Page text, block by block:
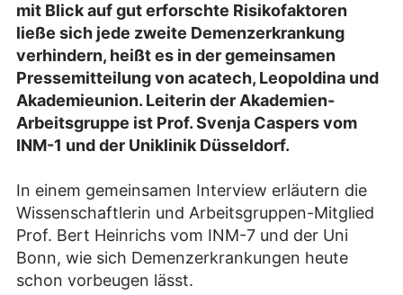
mit Blick auf gut erforschte Risikofaktoren
ließe sich jede zweite Demenzerkrankung
verhindern, heißt es in der gemeinsamen
Pressemitteilung von acatech, Leopoldina und
Akademieunion. Leiterin der Akademien-
Arbeitsgruppe ist Prof. Svenja Caspers vom
INM-1 und der Uniklinik Düsseldorf.
In einem gemeinsamen Interview erläutern die
Wissenschaftlerin und Arbeitsgruppen-Mitglied
Prof. Bert Heinrichs vom INM-7 und der Uni
Bonn, wie sich Demenzerkrankungen heute
schon vorbeugen lässt.